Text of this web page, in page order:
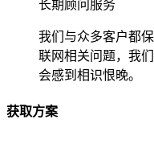
长期顾问服务
我们与众多客户都
联网相关问题，我
会感到相识恨晚。
获取方案